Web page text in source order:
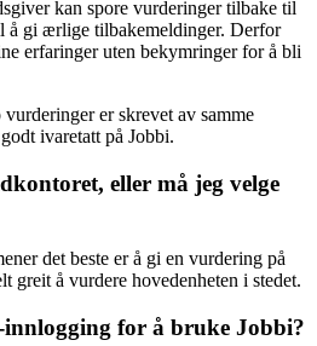
kan spore vurderinger tilbake til
gi ærlige tilbakemeldinger. Derfor
erfaringer uten bekymringer for å bli
er skrevet av samme
ivaretatt på Jobbi.
eller må jeg velge
det beste er å gi en vurdering på
greit å vurdere hovedenheten i stedet.
for å bruke Jobbi?